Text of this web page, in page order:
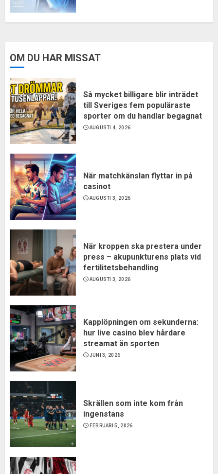
OM DU HAR MISSAT
Så mycket billigare blir inträdet
till Sveriges fem populäraste
sporter om du handlar begagnat
AUGUSTI 4, 2026
När matchkänslan flyttar in på
casinot
AUGUSTI 3, 2026
När kroppen ska prestera under
press – akupunkturens plats vid
fertilitetsbehandling
AUGUSTI 3, 2026
Kapplöpningen om sekunderna:
hur live casino blev hårdare
streamat än sporten
JUNI 3, 2026
Skrällen som inte kom från
ingenstans
FEBRUARI 5, 2026